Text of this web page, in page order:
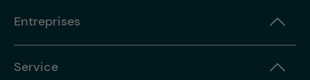
Entreprises
Service